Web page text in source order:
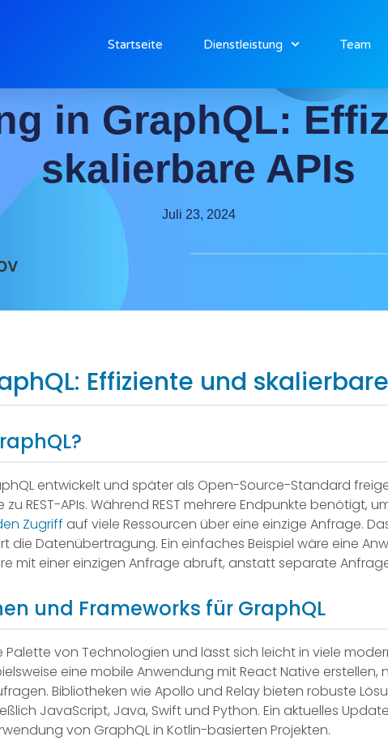
Startseite Dienstleistung Team
in GraphQL:
skalierbare APIs
Juli 23, 2024
Effiziente und
entwickelt und später als Open-Source-Standard
REST-APIs. Während REST mehrere Endpunkte benötigt,
Zugriff auf viele Ressourcen über eine einzige Anfrage.
die Datenübertragung. Ein einfaches Beispiel wäre eine
mit einer einzigen Anfrage abruft, anstatt separate
und Frameworks für GraphQL
Palette von Technologien und lässt sich leicht in viele
eine mobile Anwendung mit React Native erstellen,
Bibliotheken wie Apollo und Relay bieten robuste
JavaScript, Java, Swift und Python. Ein aktuelles
von GraphQL in Kotlin-basierten Projekten.